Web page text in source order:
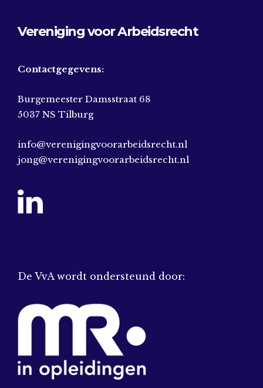
Vereniging voor Arbeidsrecht
Contactgegevens:
Burgemeester Damsstraat 68
5037 NS Tilburg
info@verenigingvoorarbeidsrecht.nl
jong@verenigingvoorarbeidsrecht.nl
De VvA wordt ondersteund door: